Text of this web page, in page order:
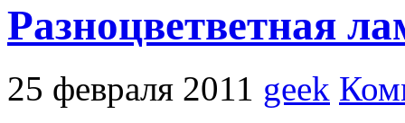
Разноцветветная
25 февраля 2011 geek